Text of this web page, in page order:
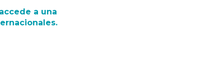
a una